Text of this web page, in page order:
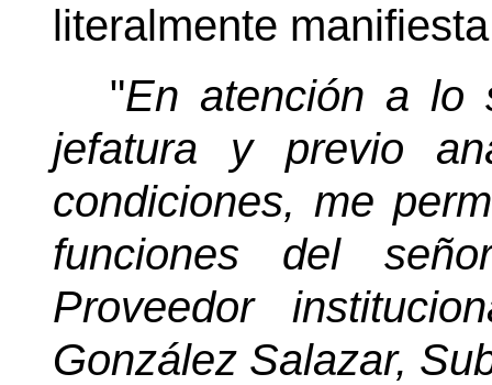
literalmente
"En atención a lo
jefatura y previo
condiciones, me
funciones del
Proveedor
González Salazar,